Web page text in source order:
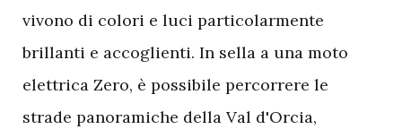
vivono di colori e luci particolarmente
brillanti e accoglienti. In sella a una moto
elettrica Zero, è possibile percorrere le
strade panoramiche della Val d'Orcia,